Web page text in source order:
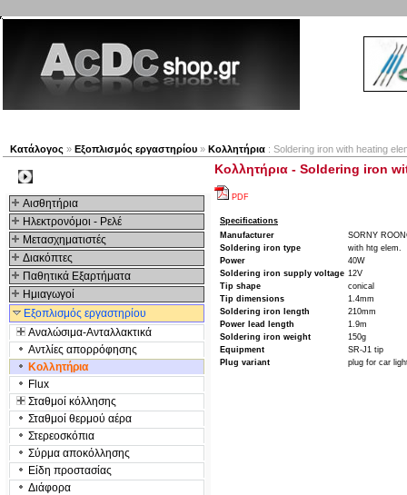
Κατάλογος » Εξοπλισμός εργαστηρίου » Κολλητήρια : Soldering iron with heating
Αισθητήρια
Ηλεκτρονόμοι - Ρελέ
Μετασχηματιστές
Διακόπτες
Παθητικά Εξαρτήματα
Hμιαγωγοί
Εξοπλισμός εργαστηρίου
Αναλώσιμα-Ανταλλακτικά
Αντλίες απορρόφησης
Κολλητήρια
Flux
Σταθμοί κόλλησης
Σταθμοί θερμού αέρα
Στερεοσκόπια
Σύρμα αποκόλλησης
Είδη προστασίας
Διάφορα
Κολλητήρια - Soldering iron
PDF
Specifications
Manufacturer
SORNY
Soldering iron type
with htg elem.
Power
40W
Soldering iron supply voltage 12V
Tip shape
conical
Tip dimensions
1.4mm
Soldering iron length
210mm
Power lead length
1.9m
Soldering iron weight
150g
Equipment
SR-J1 tip
Plug variant
plug for car